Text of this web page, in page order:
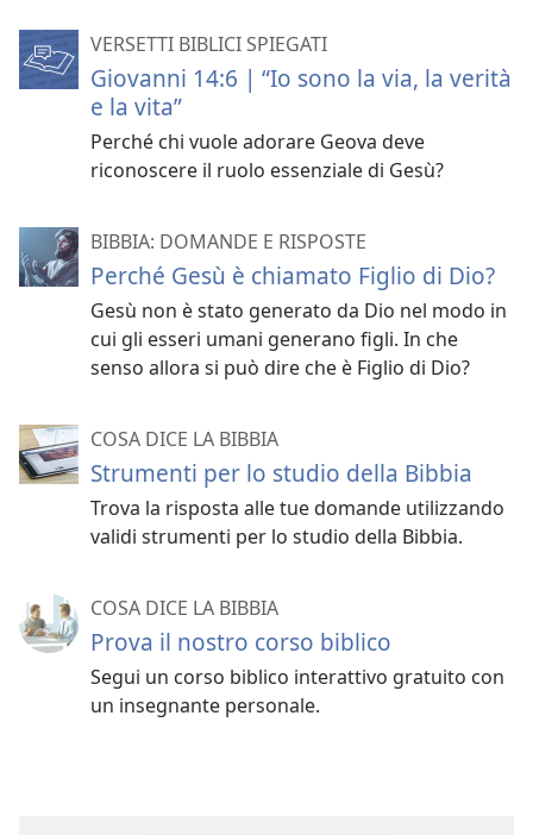
VERSETTI BIBLICI SPIEGATI
Giovanni 14:6 | “Io sono la via, la verità
e la vita”
Perché chi vuole adorare Geova deve
riconoscere il ruolo essenziale di Gesù?
BIBBIA: DOMANDE E RISPOSTE
Perché Gesù è chiamato Figlio di Dio?
Gesù non è stato generato da Dio nel modo in
cui gli esseri umani generano figli. In che
senso allora si può dire che è Figlio di Dio?
COSA DICE LA BIBBIA
Strumenti per lo studio della Bibbia
Trova la risposta alle tue domande utilizzando
validi strumenti per lo studio della Bibbia.
COSA DICE LA BIBBIA
Prova il nostro corso biblico
Segui un corso biblico interattivo gratuito con
un insegnante personale.